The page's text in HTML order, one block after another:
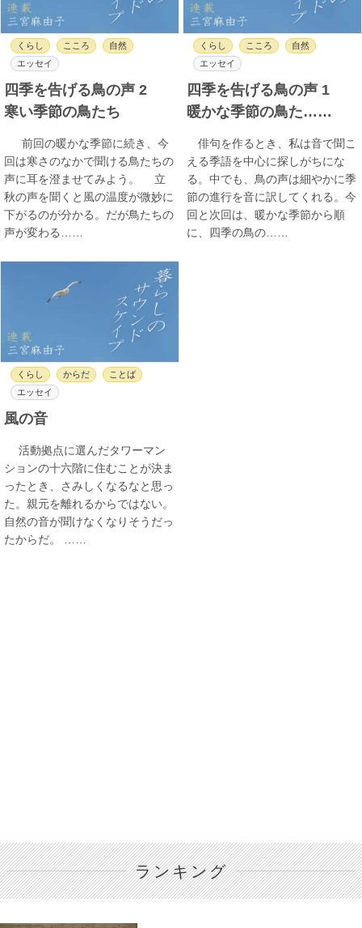
くらし こころ
自然
エッセイ
四季を告げる鳥の声 2
寒い季節の鳥たち
前回の暖かな季節に続き、今
回は寒さのなかで聞ける鳥たちの
声に耳を澄ませてみよう。 立
秋の声を聞くと風の温度が微妙に
下がるのが分かる。だが鳥たちの
声が変わる……
くらし こころ
自然
エッセイ
四季を告げる鳥の声 1
暖かな季節の鳥た……
俳句を作るとき、私は音で聞こ
える季語を中心に探しがちにな
る。中でも、鳥の声は細やかに季
節の進行を音に訳してくれる。今
回と次回は、暖かな季節から順
に、四季の鳥の……
くらし からだ
ことば
エッセイ
風の音
活動拠点に選んだタワーマン
ションの十六階に住むことが決ま
ったとき、さみしくなるなと思っ
た。親元を離れるからではない。
自然の音が聞けなくなりそうだっ
たからだ。 ……
ランキング